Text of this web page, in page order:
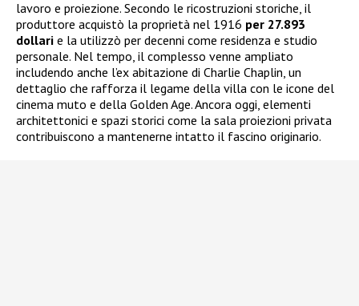
lavoro e proiezione. Secondo le ricostruzioni storiche, il
produttore acquistò la proprietà nel 1916 per 27.893
dollari e la utilizzò per decenni come residenza e studio
personale. Nel tempo, il complesso venne ampliato
includendo anche l’ex abitazione di Charlie Chaplin, un
dettaglio che rafforza il legame della villa con le icone del
cinema muto e della Golden Age. Ancora oggi, elementi
architettonici e spazi storici come la sala proiezioni privata
contribuiscono a mantenerne intatto il fascino originario.